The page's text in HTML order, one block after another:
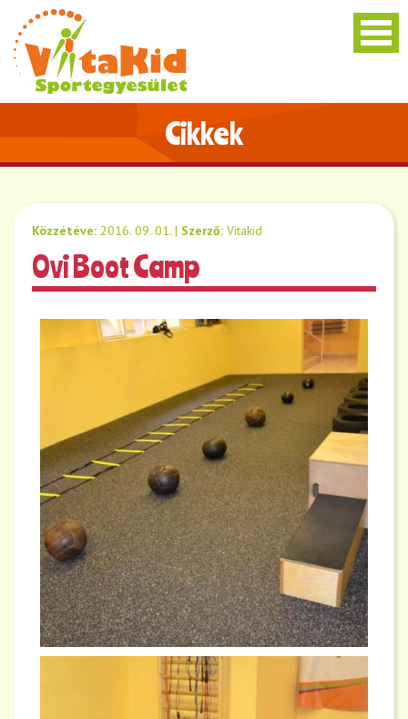
Cikkek
Közzétéve: 2016. 09. 01. | Szerző: Vitakid
Ovi Boot Camp